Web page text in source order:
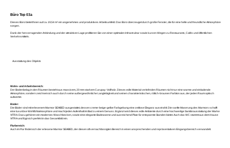
Büro Top 03a
Dieses Büro bietet Ihnen auf ca. 19,54 m² ein angenehmes und produktives Arbeitsumfeld. Das Büro überzeuget durch große Fenster, die für eine helle und freundliche Atmosphäre
sorgen.
Dank der hervorragenden Anbindung und der attraktiven Lage profitieren Sie von einer optimalen Infrastruktur sowie kurzen Wegen zu Restaurants, Cafés und öffentlichen
Verkehrsmitteln.
Ausstattung des Objekts
Wohn- und Arbeitsbereich:
Der Bodenbelag in den Räumen besteht aus massivem, 20 mm starkem Curupay-Vollholz. Dieses edle Material verleiht den Räumen nicht nur eine warme und einladende
Atmosphäre, sondern zeichnet sich auch durch seine außergewöhnliche Langlebigkeit und seinen charakteristischen, rötlich-braunen Farbton aus, der jeden Raum optisch
aufwertet.
Bäder:
Die Bäder sind mit erlesenem Marmor SEABED ausgestattet, dessen creme-beige-gelbe Farbgebung eine zeitlose Eleganz ausstrahlt. Die sanfte Maserung des Marmors schafft
eine luxuriöse Wohlfühlatmosphäre und macht jeden Aufenthalt im Bad zu einem Genuss. Ergänzt wird dieses edle Ambiente durch eine hochwertige Sanitärausstattung der Marke
VITRA. Dazu gehören ein modernes Waschbecken, sowie eine elegante Badewanne und ausreichend Platz für entspannte Stunden bietet. Auch das WC stammt aus dem Hause
VITRA und fügt sich perfekt in das Gesamtbild ein.
Flurbereich:
Auch im Flur findet sich der erlesene Marmor SEABED, der diesen oft vernachlässigten Bereich in einen ansprechenden und repräsentativen Eingangsbereich verwandelt.